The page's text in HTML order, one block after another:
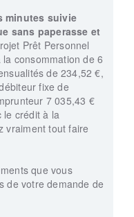
minutes suivie
sans paperasse et
Prêt Personnel
consommation de 6
de 234,52 €,
fixe de
7 035,43 €
le crédit à la
vraiment tout faire
que vous
de votre demande de